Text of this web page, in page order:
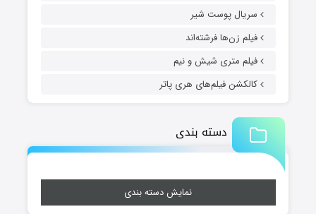
سریال پوست شیر
فیلم زن‌ها فرشته‌اند
فیلم متری شیش و نیم
کالکشن فیلم‌های هری پاتر
دسته بندی
نمایش دسته بندی